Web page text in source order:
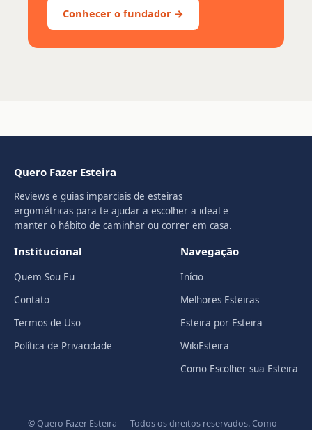
Conhecer o fundador →
Quero Fazer Esteira
Reviews e guias imparciais de esteiras
ergométricas para te ajudar a escolher a ideal e
manter o hábito de caminhar ou correr em casa.
Institucional
Quem Sou Eu
Contato
Termos de Uso
Política de Privacidade
Navegação
Início
Melhores Esteiras
Esteira por Esteira
WikiEsteira
Como Escolher sua Esteira
© Quero Fazer Esteira — Todos os direitos reservados. Como